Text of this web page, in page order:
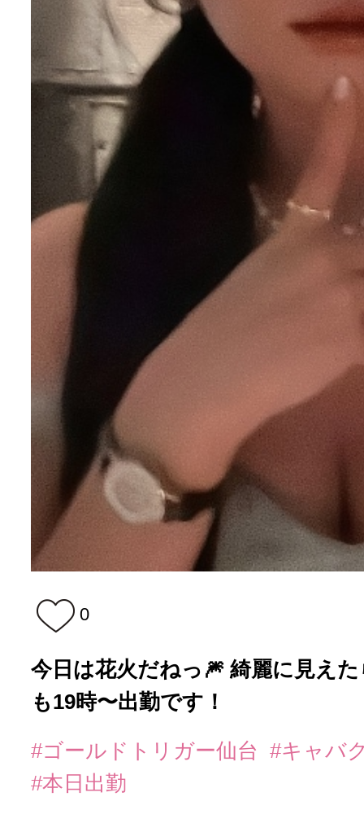
0
今日は花火だねっ🎆 綺麗に見え
も19時〜出勤です！
#ゴールドトリガー仙台
#キャバ
#本日出勤